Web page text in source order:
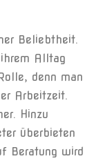
Beliebtheit.
Alltag
denn man
Arbeitzeit.
Hinzu
überbieten
Beratung wird